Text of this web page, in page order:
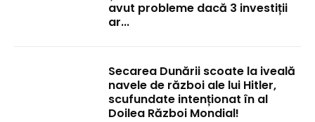
avut probleme dacă 3 investiții
ar...
Secarea Dunării scoate la iveală
navele de război ale lui Hitler,
scufundate intenționat în al
Doilea Război Mondial!